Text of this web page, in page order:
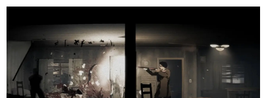
日本のモバイルゲーム史における主要なトピック・タイト
ルを網羅するほか、開発者へのインタビューや識者による
解説を掲載。約20年の歴史が一望できる決定版！
若ゲのいたり〜ゲームクリエイターの青春〜
『うつヌケ』『ペンと箸』等で知られるマンガ家・田中圭
一先生によるゲーム業界レポートマンガです。